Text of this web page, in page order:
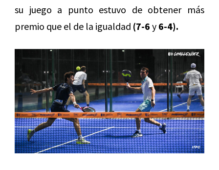
su juego a punto estuvo de obtener más
premio que el de la igualdad (7-6 y 6-4).